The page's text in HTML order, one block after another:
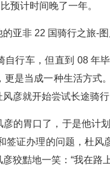
预计时间晚了一年。
自行车，但直到 08 年
是当成一种生活方式
风彦就开始尝试长途
的胃口了，于是他计
签证办理的问题，杜
狡黠地一笑：“我在路